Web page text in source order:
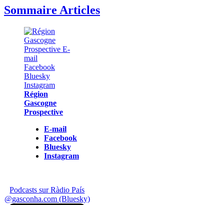
Sommaire Articles
Région
Gascogne
Prospective
E-mail
Facebook
Bluesky
Instagram
Podcasts sur Ràdio País
@gasconha.com (Bluesky)